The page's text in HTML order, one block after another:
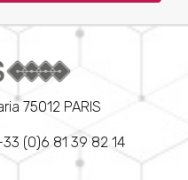
75012 PARIS
(0)6 81 39 82 14